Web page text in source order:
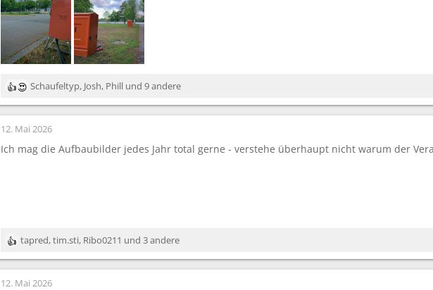
R
e
a
k
i
Schaufeltyp, Josh, Phill und 9 andere
12. Mai 2026
Ich mag die Aufbaubilder jedes Jahr total gerne - verstehe überhaupt nicht warum der
R
e
a
k
tapred,tim.sti, Ribo0211 und 3 andere
12. Mai 2026